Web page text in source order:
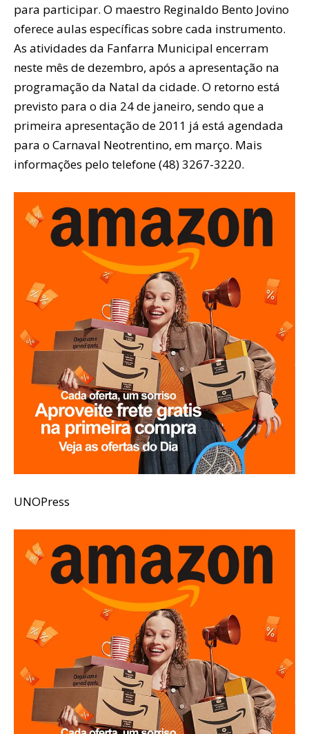
para participar. O maestro Reginaldo Bento Jovino
oferece aulas específicas sobre cada instrumento.
As atividades da Fanfarra Municipal encerram
neste mês de dezembro, após a apresentação na
programação da Natal da cidade. O retorno está
previsto para o dia 24 de janeiro, sendo que a
primeira apresentação de 2011 já está agendada
para o Carnaval Neotrentino, em março. Mais
informações pelo telefone (48) 3267-3220.
UNOPress